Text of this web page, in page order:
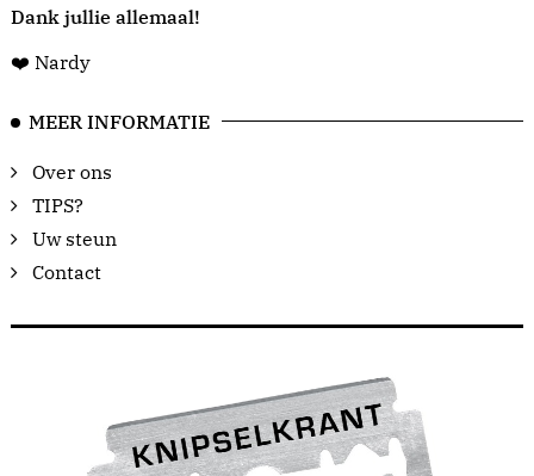
Dank jullie allemaal!
❤️ Nardy
MEER INFORMATIE
Over ons
TIPS?
Uw steun
Contact